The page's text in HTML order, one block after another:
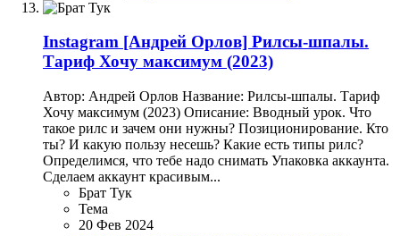
Instagram [Андрей Орлов] Рилсы-шпалы.
Тариф Хочу максимум (2023)
Автор: Андрей Орлов Название: Рилсы-шпалы. Тариф
Хочу максимум (2023) Описание: Вводный урок. Что
такое рилс и зачем они нужны? Позиционирование. Кто
ты? И какую пользу несешь? Какие есть типы рилс?
Определимся, что тебе надо снимать Упаковка аккаунта.
Сделаем аккаунт красивым...
Брат Тук
Тема
20 Фев 2024